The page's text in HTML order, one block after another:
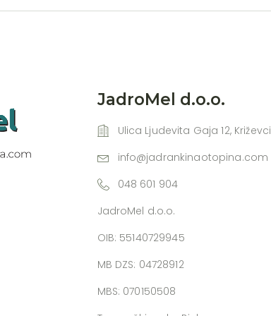
JadroMel d.o.o.
Ulica Ljudevita Gaja 12, Križevci
info@jadrankinaotopina.com
048 601 904
JadroMel d.o.o.
OIB: 55140729945
MB DZS: 04728912
MBS: 070150508